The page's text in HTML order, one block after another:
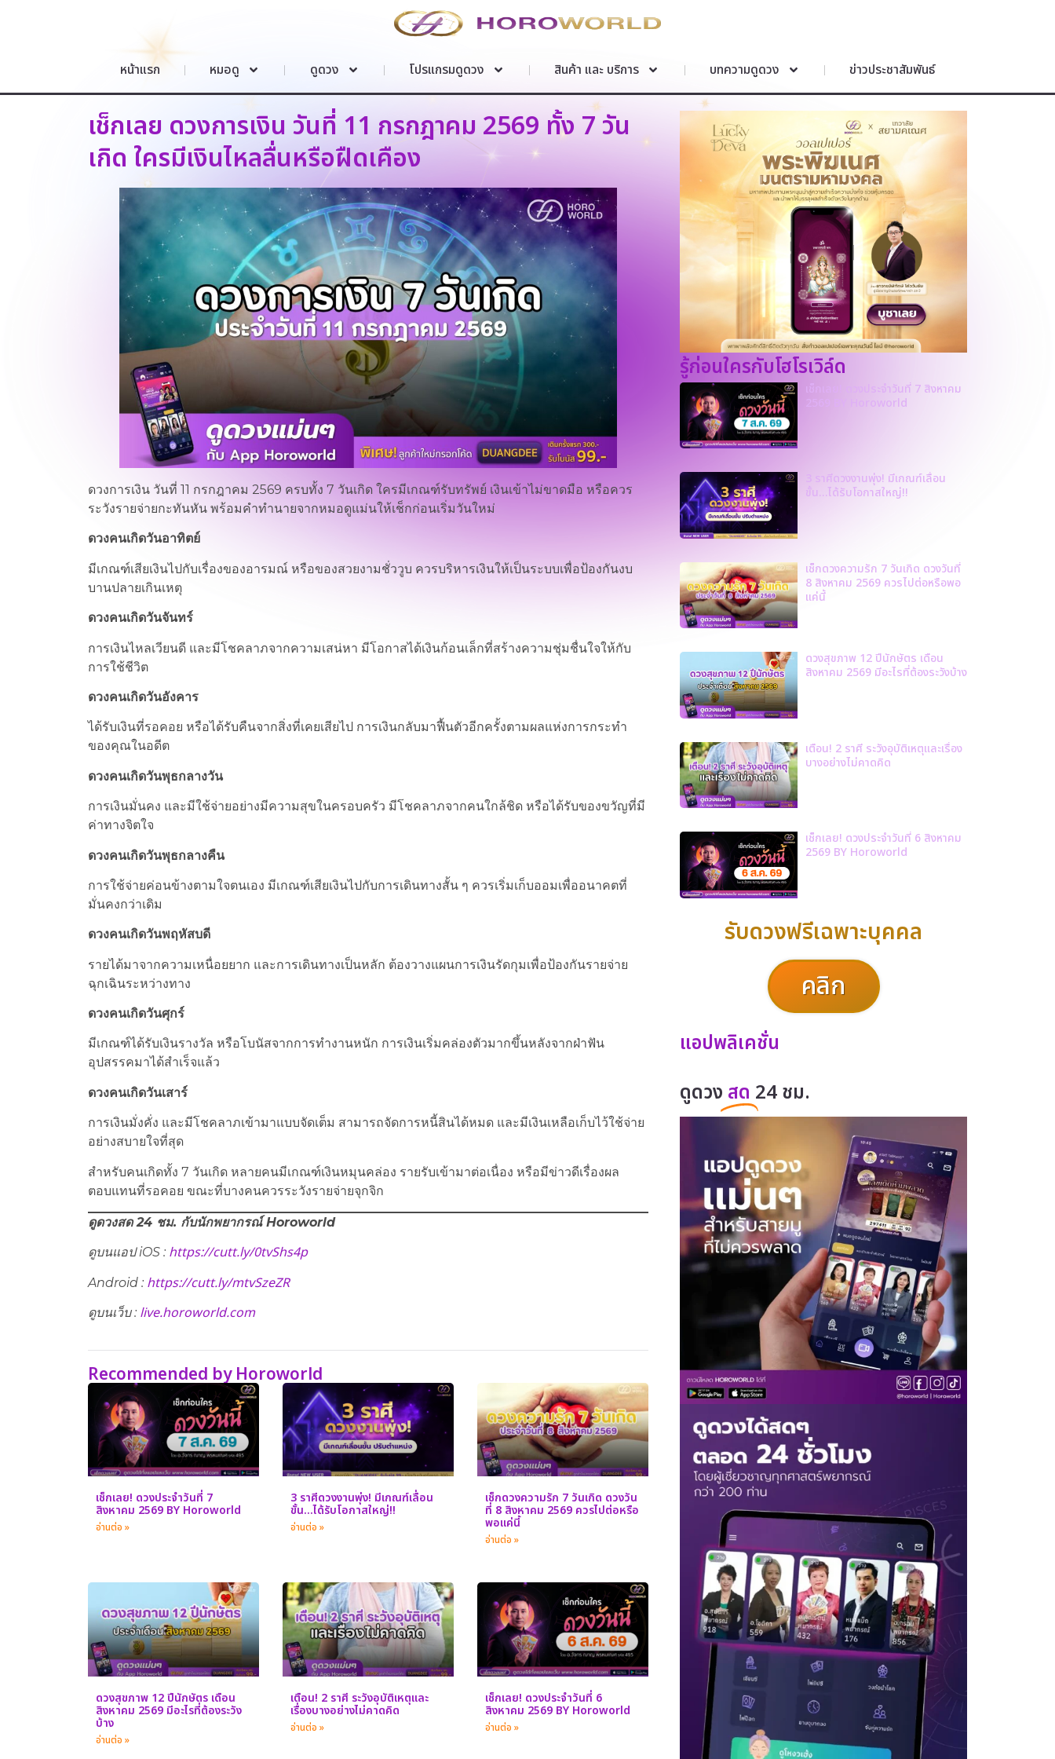
หน้าแรก หมอดู ดูดวง โปรแกรมดูดวง สินค้า และ บริการ บทความดูดวง ข่าวประชาสัมพันธ์
เช็กเลย ดวงการเงิน วันที่ 11 กรกฎาคม 2569 ทั้ง 7 วัน
เกิด ใครมีเงินไหลลื่นหรือฝืดเคือง
ดวงการเงิน วันที่ 11 กรกฎาคม 2569 ครบทั้ง 7 วันเกิด ใครมีเกณฑ์รับทรัพย์ เงินเข้าไม่ขาดมือ หรือควร
ระวังรายจ่ายกะทันหัน พร้อมคำทำนายจากหมอดูแม่นให้เช็กก่อนเริ่มวันใหม่
ดวงคนเกิดวันอาทิตย์
มีเกณฑ์เสียเงินไปกับเรื่องของอารมณ์ หรือของสวยงามชั่ววูบ ควรบริหารเงินให้เป็นระบบเพื่อป้องกันงบ
บานปลายเกินเหตุ
ดวงคนเกิดวันจันทร์
การเงินไหลเวียนดี และมีโชคลาภจากความเสน่หา มีโอกาสได้เงินก้อนเล็กที่สร้างความชุ่มชื่นใจให้กับ
การใช้ชีวิต
ดวงคนเกิดวันอังคาร
ได้รับเงินที่รอคอย หรือได้รับคืนจากสิ่งที่เคยเสียไป การเงินกลับมาฟื้นตัวอีกครั้งตามผลแห่งการกระทำ
ของคุณในอดีต
ดวงคนเกิดวันพุธกลางวัน
การเงินมั่นคง และมีใช้จ่ายอย่างมีความสุขในครอบครัว มีโชคลาภจากคนใกล้ชิด หรือได้รับของขวัญที่มี
ค่าทางจิตใจ
ดวงคนเกิดวันพุธกลางคืน
การใช้จ่ายค่อนข้างตามใจตนเอง มีเกณฑ์เสียเงินไปกับการเดินทางสั้น ๆ ควรเริ่มเก็บออมเพื่ออนาคตที่
มั่นคงกว่าเดิม
ดวงคนเกิดวันพฤหัสบดี
รายได้มาจากความเหนื่อยยาก และการเดินทางเป็นหลัก ต้องวางแผนการเงินรัดกุมเพื่อป้องกันรายจ่าย
ฉุกเฉินระหว่างทาง
ดวงคนเกิดวันศุกร์
มีเกณฑ์ได้รับเงินรางวัล หรือโบนัสจากการทำงานหนัก การเงินเริ่มคล่องตัวมากขึ้นหลังจากฝ่าฟัน
อุปสรรคมาได้สำเร็จแล้ว
ดวงคนเกิดวันเสาร์
การเงินมั่งคั่ง และมีโชคลาภเข้ามาแบบจัดเต็ม สามารถจัดการหนี้สินได้หมด และมีเงินเหลือเก็บไว้ใช้จ่าย
อย่างสบายใจที่สุด
สำหรับคนเกิดทั้ง 7 วันเกิด หลายคนมีเกณฑ์เงินหมุนคล่อง รายรับเข้ามาต่อเนื่อง หรือมีข่าวดีเรื่องผล
ตอบแทนที่รอคอย ขณะที่บางคนควรระวังรายจ่ายจุกจิก
ดูดวงสด 24 ชม. กับนักพยากรณ์ Horoworld
ดูบนแอปiOS : https://cutt.ly/0tvShs4p
Android : https://cutt.ly/mtvSzeZR
ดูบนเว็บ​ : live.horoworld.com
Recommended by Horoworld
เช็กเลย! ดวงประจำวันที่ 7
สิงหาคม 2569 BY Horoworld
อ่านต่อ »
3 ราศีดวงงานพุ่ง! มีเกณฑ์เลื่อน
ขั้น…ได้รับโอกาสใหญ่!!
อ่านต่อ »
เช็กดวงความรัก 7 วันเกิด ดวงวัน
ที่ 8 สิงหาคม 2569 ควรไปต่อหรือ
พอแค่นี้
อ่านต่อ »
ดวงสุขภาพ 12 ปีนักษัตร เดือน
สิงหาคม 2569 มีอะไรที่ต้องระวัง
บ้าง
อ่านต่อ »
เตือน! 2 ราศี ระวังอุบัติเหตุและ
เรื่องบางอย่างไม่คาดคิด
อ่านต่อ »
เช็กเลย! ดวงประจำวันที่ 6
สิงหาคม 2569 BY Horoworld
อ่านต่อ »
รู้ก่อนใครกับโฮโรเวิล์ด
เช็กเลย! ดวงประจำวันที่ 7 สิงหาคม
2569 BY Horoworld
3 ราศีดวงงานพุ่ง! มีเกณฑ์เลื่อน
ขั้น…ได้รับโอกาสใหญ่!!
เช็กดวงความรัก 7 วันเกิด ดวงวันที่
8 สิงหาคม 2569 ควรไปต่อหรือพอ
แค่นี้
ดวงสุขภาพ 12 ปีนักษัตร เดือน
สิงหาคม 2569 มีอะไรที่ต้องระวังบ้าง
เตือน! 2 ราศี ระวังอุบัติเหตุและเรื่อง
บางอย่างไม่คาดคิด
เช็กเลย! ดวงประจำวันที่ 6 สิงหาคม
2569 BY Horoworld
รับดวงฟรีเฉพาะบุคคล
คลิก
แอปพลิเคชั่น
ดูดวง สด 24 ชม.